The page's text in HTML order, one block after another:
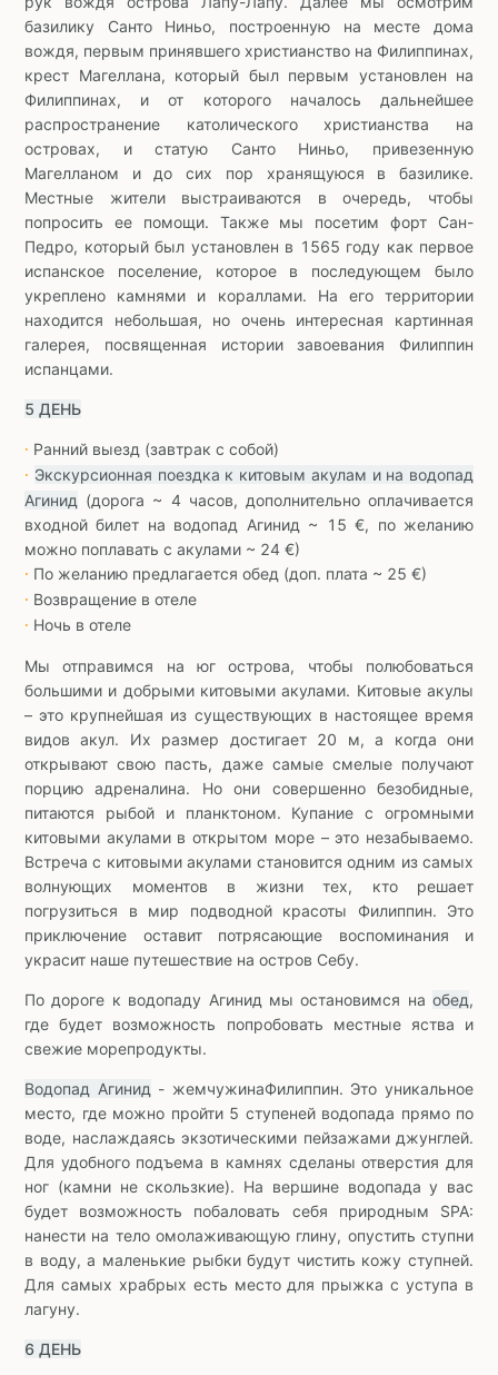
базилику Санто Ниньо, построенную на месте дома
вождя, первым принявшего христианство на Филиппинах,
крест Магеллана, который был первым установлен на
Филиппинах, и от которого началось дальнейшее
распространение католического христианства на
островах, и статую Санто Ниньо, привезенную
Магелланом и до сих пор хранящуюся в базилике.
Местные жители выстраиваются в очередь, чтобы
попросить ее помощи. Также мы посетим форт Сан-
Педро, который был установлен в 1565 году как первое
испанское поселение, которое в последующем было
укреплено камнями и кораллами. На его территории
находится небольшая, но очень интересная картинная
галерея, посвященная истории завоевания Филиппин
испанцами.
5 ДЕНЬ
∙ Ранний выезд (завтрак с собой)
∙ Экскурсионная поездка к китовым акулам и на водопад
Агинид (дорога ~ 4 часов, дополнительно оплачивается
входной билет на водопад Агинид ~ 15 €, по желанию
можно поплавать с акулами ~ 24 €)
∙ По желанию предлагается обед (доп. плата ~ 25 €)
∙ Возвращение в отеле
∙ Ночь в отеле
Мы отправимся на юг острова, чтобы полюбоваться
большими и добрыми китовыми акулами. Китовые акулы
– это крупнейшая из существующих в настоящее время
видов акул. Их размер достигает 20 м, а когда они
открывают свою пасть, даже самые смелые получают
порцию адреналина. Но они совершенно безобидные,
питаются рыбой и планктоном. Купание с огромными
китовыми акулами в открытом море – это незабываемо.
Встреча с китовыми акулами становится одним из самых
волнующих моментов в жизни тех, кто решает
погрузиться в мир подводной красоты Филиппин. Это
приключение оставит потрясающие воспоминания и
украсит наше путешествие на остров Себу.
По дороге к водопаду Агинид мы остановимся на обед,
где будет возможность попробовать местные яства и
свежие морепродукты.
Водопад Агинид - жемчужинаФилиппин. Это уникальное
место, где можно пройти 5 ступеней водопада прямо по
воде, наслаждаясь экзотическими пейзажами джунглей.
Для удобного подъема в камнях сделаны отверстия для
ног (камни не скользкие). На вершине водопада у вас
будет возможность побаловать себя природным SPA:
нанести на тело омолаживающую глину, опустить ступни
в воду, а маленькие рыбки будут чистить кожу ступней.
Для самых храбрых есть место для прыжка с уступа в
лагуну.
6 ДЕНЬ